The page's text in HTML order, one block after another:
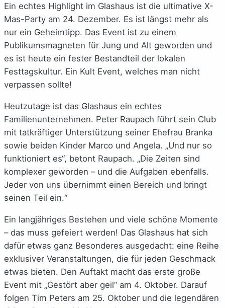
Ein echtes Highlight im Glashaus ist die ultimative X-
Mas-Party am 24. Dezember. Es ist längst mehr als
nur ein Geheimtipp. Das Event ist zu einem
Publikumsmagneten für Jung und Alt geworden und
es ist heute ein fester Bestandteil der lokalen
Festtagskultur. Ein Kult Event, welches man nicht
verpassen sollte!
Heutzutage ist das Glashaus ein echtes
Familienunternehmen. Peter Raupach führt sein Club
mit tatkräftiger Unterstützung seiner Ehefrau Branka
sowie beiden Kinder Marco und Angela. „Und nur so
funktioniert es“, betont Raupach. „Die Zeiten sind
komplexer geworden – und die Aufgaben ebenfalls.
Jeder von uns übernimmt einen Bereich und bringt
seinen Teil ein.“
Ein langjähriges Bestehen und viele schöne Momente
– das muss gefeiert werden! Das Glashaus hat sich
dafür etwas ganz Besonderes ausgedacht: eine Reihe
exklusiver Veranstaltungen, die für jeden Geschmack
etwas bieten. Den Auftakt macht das erste große
Event mit „Gestört aber geil“ am 4. Oktober. Darauf
folgen Tim Peters am 25. Oktober und die legendären